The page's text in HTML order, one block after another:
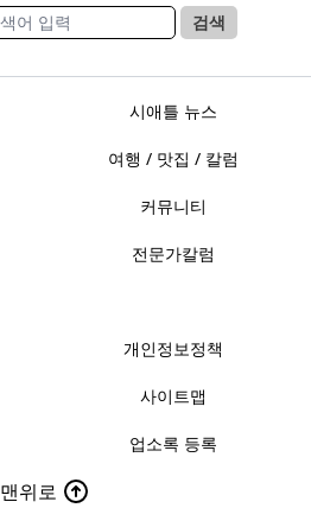
검색
시애틀 뉴스
여행 / 맛집 / 칼럼
커뮤니티
전문가칼럼
개인정보정책
사이트맵
업소록 등록
맨위로